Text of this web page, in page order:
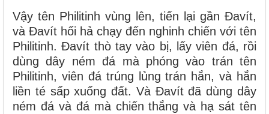
Vậy tên Philitinh vùng lên, tiến lại gần Ðavít,
và Ðavít hối hả chạy đến nghinh chiến với tên
Philitinh. Ðavít thò tay vào bị, lấy viên đá, rồi
dùng dây ném đá mà phóng vào trán tên
Philitinh, viên đá trúng lủng trán hắn, và hắn
liền té sấp xuống đất. Và Ðavít đã dùng dây
ném đá và đá mà chiến thắng và hạ sát tên